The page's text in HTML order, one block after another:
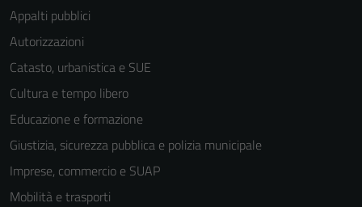
Appalti pubblici
Autorizzazioni
Catasto, urbanistica e SUE
Cultura e tempo libero
Educazione e formazione
Giustizia, sicurezza pubblica e polizia municipale
Imprese, commercio e SUAP
Mobilità e trasporti